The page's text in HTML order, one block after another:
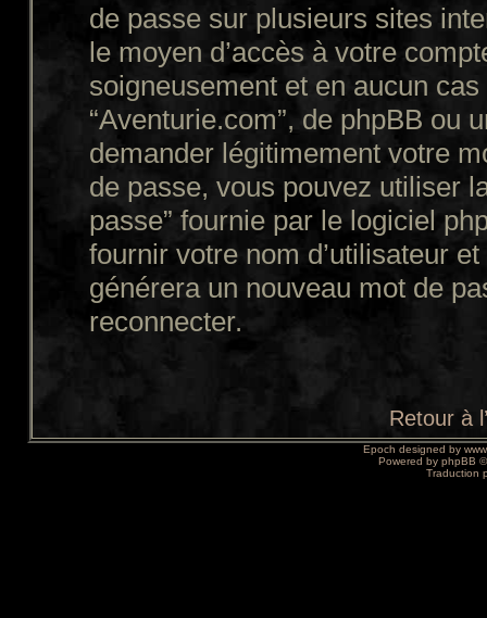
de passe sur plusieurs sites
le moyen d’accès à votre
soigneusement et en aucun
“Aventurie.com”, de phpBB ou
demander légitimement votre
de passe, vous pouvez utiliser
passe” fournie par le logiciel
fournir votre nom d’utilisateur
générera un nouveau mot de
reconnecter.
Retour à
Epoch designed by
Powered by phpBB
Traduction